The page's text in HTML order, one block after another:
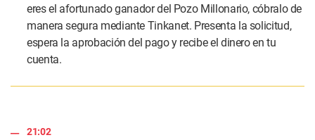
eres el afortunado ganador del Pozo Millonario, cóbralo de
manera segura mediante Tinkanet. Presenta la solicitud,
espera la aprobación del pago y recibe el dinero en tu
cuenta.
21:02